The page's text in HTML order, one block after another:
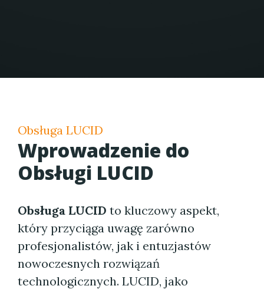
Obsługa LUCID
Wprowadzenie do
Obsługi LUCID
Obsługa LUCID to kluczowy aspekt,
który przyciąga uwagę zarówno
profesjonalistów, jak i entuzjastów
nowoczesnych rozwiązań
technologicznych. LUCID, jako